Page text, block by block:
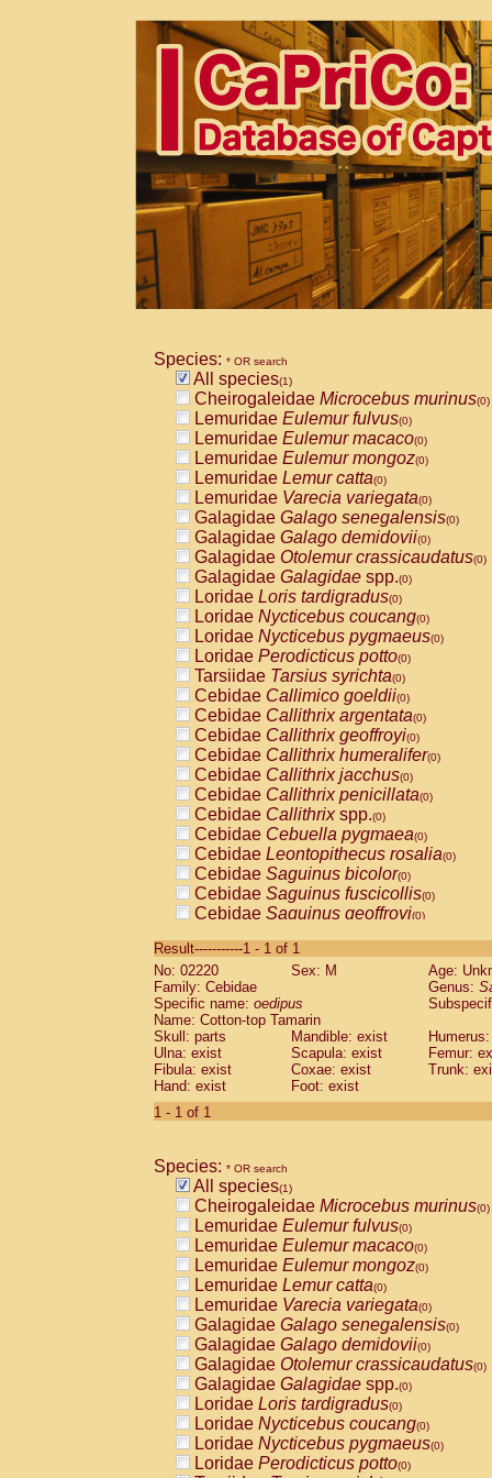
Species: * OR search
All species(1)
Cheirogaleidae Microcebus murinus(0)
Lemuridae Eulemur fulvus(0)
Lemuridae Eulemur macaco(0)
Lemuridae Eulemur mongoz(0)
Lemuridae Lemur catta(0)
Lemuridae Varecia variegata(0)
Galagidae Galago senegalensis(0)
Galagidae Galago demidovii(0)
Galagidae Otolemur crassicaudatus(0)
Galagidae Galagidae spp.(0)
Loridae Loris tardigradus(0)
Loridae Nycticebus coucang(0)
Loridae Nycticebus pygmaeus(0)
Loridae Perodicticus potto(0)
Tarsiidae Tarsius syrichta(0)
Cebidae Callimico goeldii(0)
Cebidae Callithrix argentata(0)
Cebidae Callithrix geoffroyi(0)
Cebidae Callithrix humeralifer(0)
Cebidae Callithrix jacchus(0)
Cebidae Callithrix penicillata(0)
Cebidae Callithrixspp.(0)
Cebidae Cebuella pygmaea(0)
Cebidae Leontopithecus rosalia(0)
Cebidae Saguinus bicolor(0)
Cebidae Saguinus fuscicollis(0)
Cebidae Saguinus geoffroyi(0)
CebidaeSaguinus labiatus(0)
Cebidae Saguinus leucopus (0)
Cebidae
CebidaeSaguinus mystax
Cebidae Saguinus nigricollis (0)
Cebidae Saguinus oedipus
Cebidae Saguinus weddelli
Cebidae Saguinusspp.
Cebidae
CebidaeCebus capucinus
CebidaeCebus nigrivittatus
CebidaeCebus spp.(0)
CebidaeSaimiri boliviensis(0)
CebidaeSaimiri sciureus(0)
AtelidaeAlouatta caraya(0)
AtelidaeAlouatta fusca(0)
AtelidaeAlouatta seniculus(0)
AtelidaeAlouattaspp.(0)
AtelidaeAteles belzebuth(0)
AtelidaeAteles geoffroyi(0)
AtelidaeAteles paniscus(0)
AtelidaeAtelesspp.(0)
AtelidaeLagothrix lagothricha(0)
AtelidaeLagothrix lagothricha cana
PitheciidaeCacajao calvus
Result-----------1 - 1 of 1
No: 02220
Sex: M
Age:
Family: Cebidae
Genus:
Specific name: oedipus
Name: Cotton-top Tamarin
Skull: parts
Mandible: exist
Ulna: exist
Scapula: exist
Femur:
Fibula: exist
Coxae: exist
Trunk:
Hand: exist
Foot: exist
1 - 1 of 1
Species: * OR search
All species(1)
Cheirogaleidae Microcebus murinus(0)
Lemuridae Eulemur fulvus(0)
Lemuridae Eulemur macaco(0)
Lemuridae Eulemur mongoz(0)
Lemuridae Lemur catta(0)
Lemuridae Varecia variegata(0)
Galagidae Galago senegalensis(0)
Galagidae Galago demidovii(0)
Galagidae Otolemur crassicaudatus(0)
Galagidae Galagidae spp.(0)
Loridae Loris tardigradus(0)
Loridae Nycticebus coucang(0)
Loridae Nycticebus pygmaeus(0)
Loridae Perodicticus potto(0)